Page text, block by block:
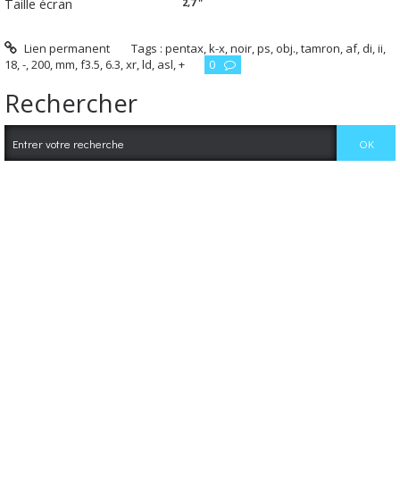
Taille écran
Lien permanent Tags :pentax,k-x,noir,ps, obj.,tamron, af, di,ii,
18,-,200,mm,f3.5, 6.3,xr,ld, asl,+ 0
Rechercher